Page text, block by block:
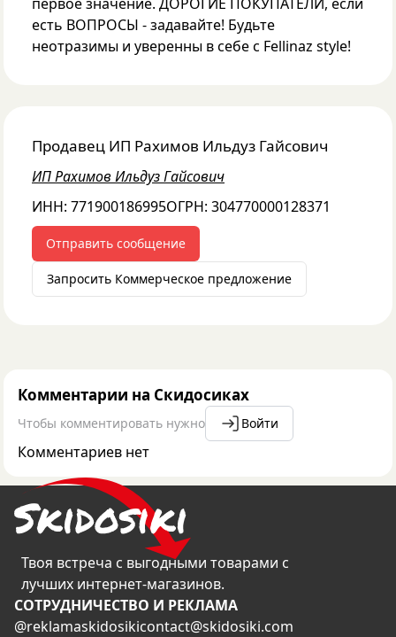
есть ВОПРОСЫ - задавайте! Будьте
неотразимы и уверенны в себе с Fellinaz style!
Продавец ИП Рахимов Ильдуз Гайсович
ИП Рахимов Ильдуз Гайсович
ИНН: 771900186995ОГРН: 304770000128371
Отправить сообщение
Запросить Коммерческое предложение
Комментарии на Скидосиках
Чтобы комментировать нужно Войти
Комментариев нет
Твоя встреча с выгодными товарами с
лучших интернет-магазинов.
CОТРУДНИЧЕСТВО И РЕКЛАМА
@reklamaskidosikicontact@skidosiki.com